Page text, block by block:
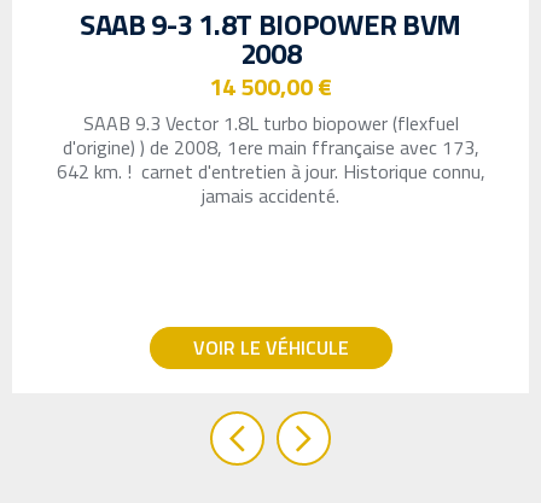
SAAB 9-3 1.8T BIOPOWER BVM
2008
14 500,00 €
SAAB 9.3 Vector 1.8L turbo biopower (flexfuel
d'origine) ) de 2008, 1ere main ffrançaise avec 173,
642 km. ! carnet d'entretien à jour. Historique connu,
jamais accidenté.
VOIR LE VÉHICULE